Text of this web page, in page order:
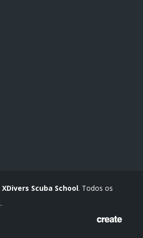
XDivers Scuba School. Todos os